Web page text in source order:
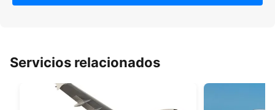
Servicios relacionados